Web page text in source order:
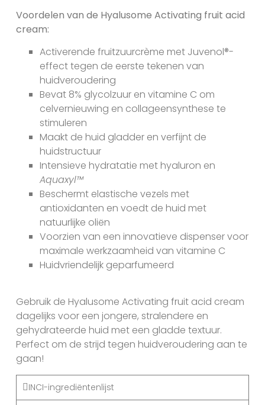
Voordelen van de Hyalusome Activating fruit acid
cream:
Activerende fruitzuurcrème met Juvenol®-
effect tegen de eerste tekenen van
huidveroudering
Bevat 8% glycolzuur en vitamine C om
celvernieuwing en collageensynthese te
stimuleren
Maakt de huid gladder en verfijnt de
huidstructuur
Intensieve hydratatie met hyaluron en
Aquaxyl™
Beschermt elastische vezels met
antioxidanten en voedt de huid met
natuurlijke oliën
Voorzien van een innovatieve dispenser voor
maximale werkzaamheid van vitamine C
Huidvriendelijk geparfumeerd
Gebruik de Hyalusome Activating fruit acid cream
dagelijks voor een jongere, stralendere en
gehydrateerde huid met een gladde textuur.
Perfect om de strijd tegen huidveroudering aan te
gaan!
INCI-ingrediëntenlijst